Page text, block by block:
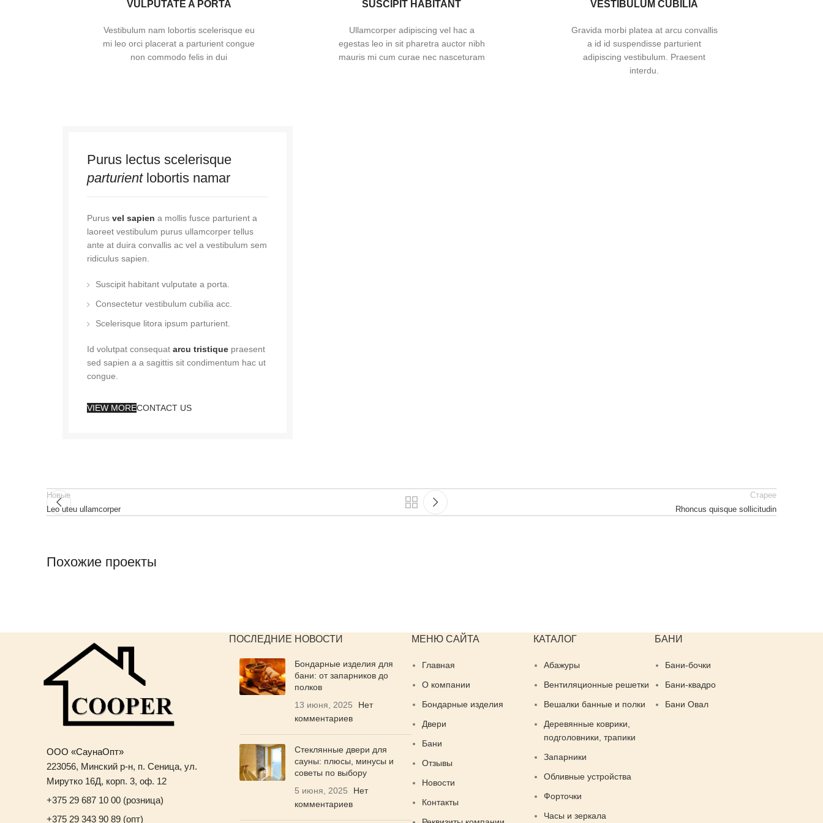
VULPUTATE A PORTA
Vestibulum nam lobortis scelerisque eu
mi leo orci placerat a parturient congue
non commodo felis in dui
SUSCIPIT HABITANT
Ullamcorper adipiscing vel hac a
egestas leo in sit pharetra auctor nibh
mauris mi cum curae nec nasceturam
VESTIBULUM CUBILIA
Gravida morbi platea at arcu convallis
a id id suspendisse parturient
adipiscing vestibulum. Praesent
interdu.
Purus lectus scelerisque
parturientlobortis namar
Purus vel sapien a mollis fusce parturient a
laoreet vestibulum purus ullamcorper tellus
ante at duira convallis ac vel a vestibulum sem
ridiculus sapien.
Suscipit habitant vulputate a porta.
Consectetur vestibulum cubilia acc.
Scelerisque litora ipsum parturient.
Id volutpat consequat arcu tristique praesent
sed sapien a a sagittis sit condimentum hac ut
congue.
VIEW MORECONTACT US
Новые
Leo uteu ullamcorper
Старее
Rhoncus quisque sollicitudin
Похожие проекты
ООО «СаунаОпт»
223056, Минский р-н, п. Сеница, ул.
Мирутко 16Д, корп. 3, оф. 12
+375 29 687 10 00 (розница)
+375 29 343 90 89 (опт)
ПОСЛЕДНИЕ НОВОСТИ
Бондарные изделия для
бани: от запарников до
полков
13 июня, 2025
Нет
комментариев
Стеклянные двери для
сауны: плюсы, минусы и
советы по выбору
5 июня, 2025
Нет
комментариев
МЕНЮ САЙТА
Главная
О компании
Бондарные изделия
Двери
Бани
Отзывы
Новости
Контакты
КАТАЛОГ
Абажуры
Вентиляционные решетки
Вешалки банные и полки
Деревянные коврики,
подголовники, трапики
Запарники
Обливные устройства
Форточки
Часы и зеркала
БАНИ
Бани-бочки
Бани-квадро
Бани Овал